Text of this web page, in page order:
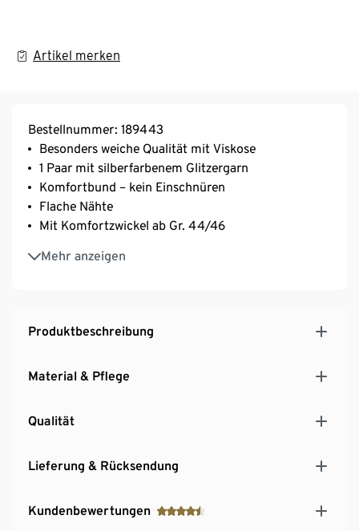
Artikel merken
Bestellnummer: 189443
Besonders weiche Qualität mit Viskose
1 Paar mit silberfarbenem Glitzergarn
Komfortbund – kein Einschnüren
Flache Nähte
Mit Komfortzwickel ab Gr. 44/46
Mehr anzeigen
Mit Elasthan: formbeständig, perfekter Sitz, hoher
Tragekomfort
Produktbeschreibung
Material & Pflege
Qualität
Lieferung & Rücksendung
Kundenbewertungen